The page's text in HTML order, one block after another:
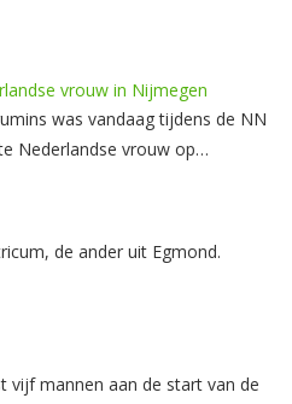
vrouw in Nijmegen
was vandaag tijdens de NN
Nederlandse vrouw op…
de ander uit Egmond.
vijf mannen aan de start van de